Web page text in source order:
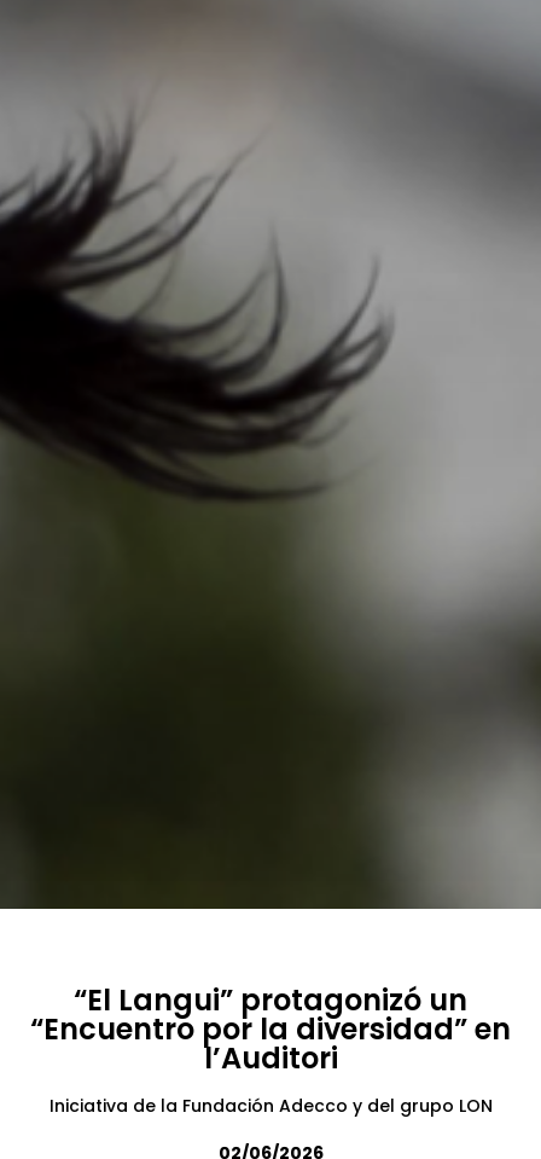
“El Langui” protagonizó un
“Encuentro por la diversidad” en
l’Auditori
Iniciativa de la Fundación Adecco y del grupo LON
02/06/2026